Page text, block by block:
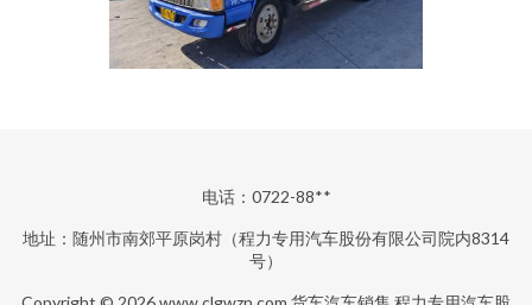
电话：0722-88**
地址：随州市南郊平原岗村（程力专用汽车股份有限公司院内8314
号）